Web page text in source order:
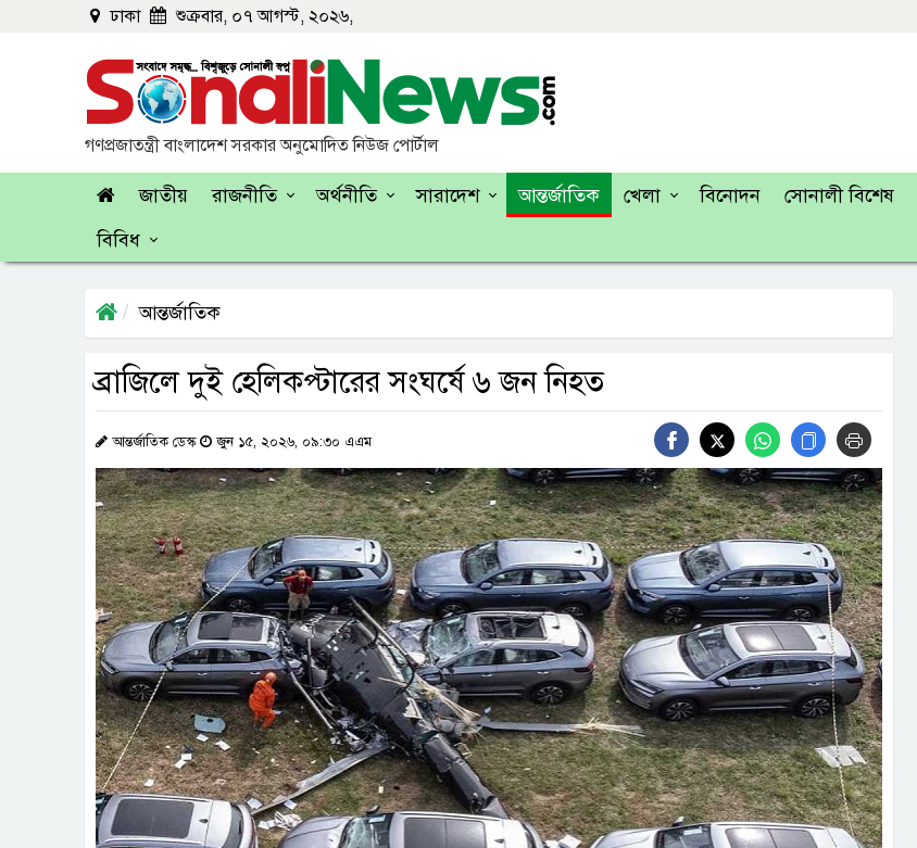
ঢাকা শুক্রবার, ০৭ আগস্ট, ২০২৬,
গণপ্রজাতন্ত্রী বাংলাদেশ সরকার অনুমোদিত নিউজ পোর্টাল
জাতীয় রাজনীতি অর্থনীতি সারাদেশ আন্তর্জাতিক খেলা বিনোদন সোনালী বিশেষ
বিবিধ
আন্তর্জাতিক
ব্রাজিলে দুই হেলিকপ্টারের সংঘর্ষে ৬ জন নিহত
আন্তর্জাতিক ডেস্ক জুন ১৫, ২০২৬, ০৯:৩০ এএম